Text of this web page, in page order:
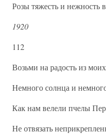
Розы тяжесть и нежность
1920
112
Возьми на радость из
Немного солнца и
Как нам велели пчелы
Не отвязать